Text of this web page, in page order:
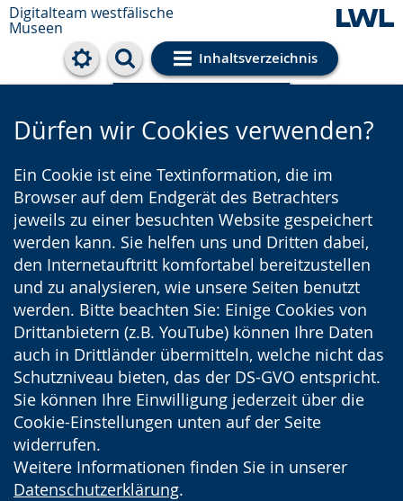
Digitalteam westfälische
Museen
Inhaltsverzeichnis
Cookie-Einstellungen
Dürfen wir Cookies verwenden?
Ein Cookie ist eine Textinformation, die im
Browser auf dem Endgerät des Betrachters
jeweils zu einer besuchten Website gespeichert
werden kann. Sie helfen uns und Dritten dabei,
den Internetauftritt komfortabel bereitzustellen
und zu analysieren, wie unsere Seiten benutzt
werden. Bitte beachten Sie: Einige Cookies von
Drittanbietern (z.B. YouTube) können Ihre Daten
auch in Drittländer übermitteln, welche nicht das
Schutzniveau bieten, das der DS-GVO entspricht.
Sie können Ihre Einwilligung jederzeit über die
Cookie-Einstellungen unten auf der Seite
widerrufen.
Weitere Informationen finden Sie in unserer
Datenschutzerklärung.